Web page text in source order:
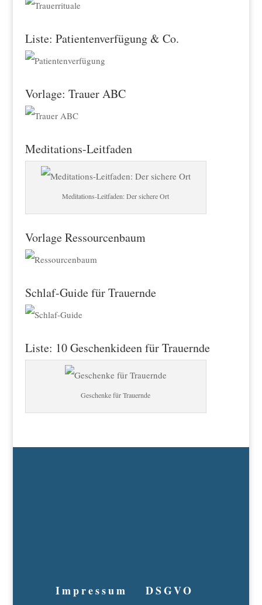
Liste: Patientenverfügung & Co.
Vorlage: Trauer ABC
Meditations-Leitfaden
Meditations-Leitfaden: Der sichere Ort
Vorlage Ressourcenbaum
Schlaf-Guide für Trauernde
Liste: 10 Geschenkideen für Trauernde
Geschenke für Trauernde
Impressum
DSGVO